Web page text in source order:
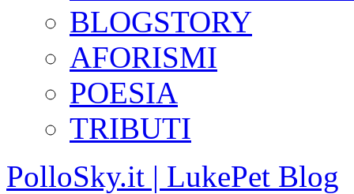
BLOGSTORY
AFORISMI
POESIA
TRIBUTI
PolloSky.it | LukePet Blog